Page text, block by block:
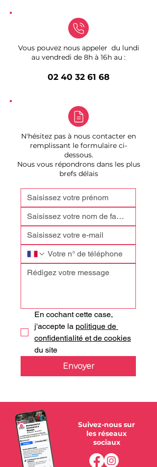
Vous pouvez nous appeler du lundi
au vendredi de 8h à 16h au :
02 40 32 61 68
N'hésitez pas à nous contacter en
remplissant le formulaire ci-
dessous.
Nous vous répondrons dans les plus
brefs délais
En cochant cette case,
j'accepte la politique de
confidentialité et de cookies
du site
Envoyer
Suivez-nous sur
les réseaux
sociaux